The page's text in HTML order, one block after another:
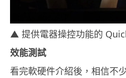
▲ 提供電器操控功能的
效能測試
看完軟硬件介紹後，相信不